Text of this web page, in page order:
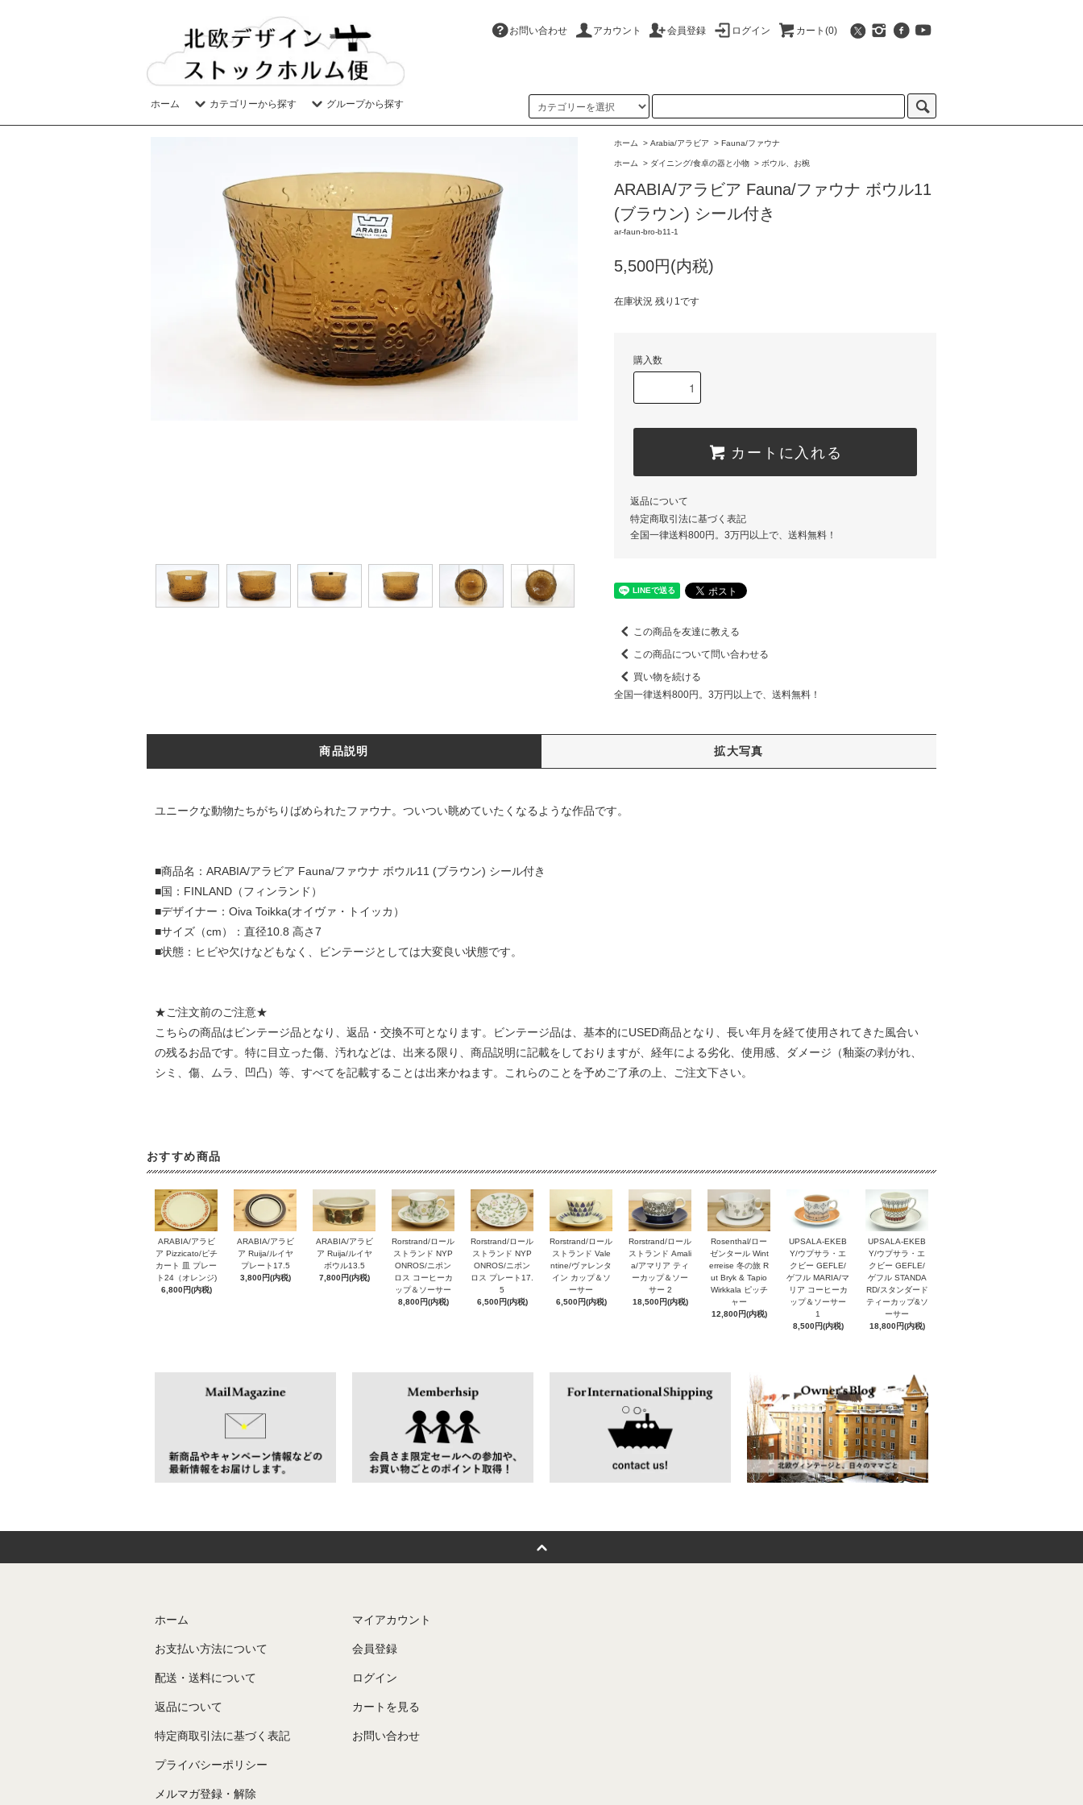
お問い合わせ アカウント 会員登録 ログイン カート(0)
ホーム カテゴリーから探す グループから探す
ホーム > Arabia/アラビア > Fauna/ファウナ
ホーム > ダイニング/食卓の器と小物 > ボウル、お椀
ARABIA/アラビア Fauna/ファウナ ボウル11
(ブラウン) シール付き
ar-faun-bro-b11-1
5,500円(内税)
在庫状況 残り1です
購入数
カートに入れる
返品について
特定商取引法に基づく表記
全国一律送料800円。3万円以上で、送料無料！
この商品を友達に教える
この商品について問い合わせる
買い物を続ける
全国一律送料800円。3万円以上で、送料無料！
商品説明 拡大写真
ユニークな動物たちがちりばめられたファウナ。ついつい眺めていたくなるような作品です。
■商品名：ARABIA/アラビア Fauna/ファウナ ボウル11 (ブラウン) シール付き
■国：FINLAND（フィンランド）
■デザイナー：Oiva Toikka(オイヴァ・トイッカ）
■サイズ（cm）：直径10.8 高さ7
■状態：ヒビや欠けなどもなく、ビンテージとしては大変良い状態です。
★ご注文前のご注意★
こちらの商品はビンテージ品となり、返品・交換不可となります。ビンテージ品は、基本的にUSED商品となり、長い年月を経て使用されてきた風合い
の残るお品です。特に目立った傷、汚れなどは、出来る限り、商品説明に記載をしておりますが、経年による劣化、使用感、ダメージ（釉薬の剥がれ、
シミ、傷、ムラ、凹凸）等、すべてを記載することは出来かねます。これらのことを予めご了承の上、ご注文下さい。
おすすめ商品
ARABIA/アラビ
ア Pizzicato/ピチ
カート 皿 プレー
ト24（オレンジ)
6,800円(内税)
ARABIA/アラビ
ア Ruija/ルイヤ
プレート17.5
3,800円(内税)
ARABIA/アラビ
ア Ruija/ルイヤ
ボウル13.5
7,800円(内税)
Rorstrand/ロール
ストランド NYP
ONROS/ニポン
ロス コーヒーカ
ップ＆ソーサー
8,800円(内税)
Rorstrand/ロール
ストランド NYP
ONROS/ニポン
ロス プレート17.
5
6,500円(内税)
Rorstrand/ロール
ストランド Vale
ntine/ヴァレンタ
イン カップ＆ソ
ーサー
6,500円(内税)
Rorstrand/ロール
ストランド Amali
a/アマリア ティ
ーカップ＆ソー
サー 2
18,500円(内税)
Rosenthal/ロー
ゼンタール Wint
erreise 冬の旅 R
ut Bryk & Tapio
Wirkkala ピッチ
ャー
12,800円(内税)
UPSALA-EKEB
Y/ウプサラ・エ
クビー GEFLE/
ゲフル MARIA/マ
リア コーヒーカ
ップ＆ソーサー
1
8,500円(内税)
UPSALA-EKEB
Y/ウプサラ・エ
クビー GEFLE/
ゲフル STANDA
RD/スタンダード
ティーカップ&ソ
ーサー
18,800円(内税)
ホーム
お支払い方法について
配送・送料について
返品について
特定商取引法に基づく表記
プライバシーポリシー
メルマガ登録・解除
マイアカウント
会員登録
ログイン
カートを見る
お問い合わせ